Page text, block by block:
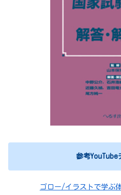
参考YouTube
ゴロー/イラストで学ぶ